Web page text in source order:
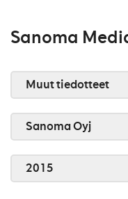
Sanoma
Muut tiedotteet
Sanoma Oyj
2015